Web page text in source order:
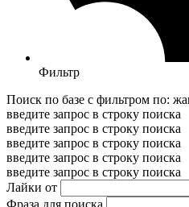
Фильтр
Поиск по базе с фильтром по:
введите запрос в строку поиска
введите запрос в строку поиска
введите запрос в строку поиска
введите запрос в строку поиска
введите запрос в строку поиска
Лайки от
Фраза для поиска